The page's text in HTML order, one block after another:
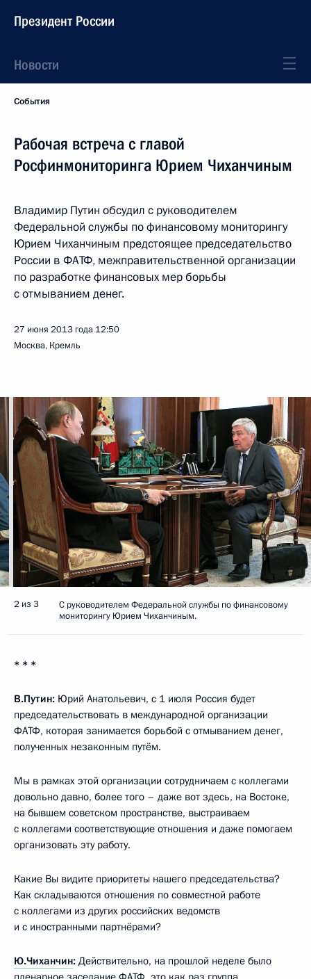
Президент России
Новости
События
Рабочая встреча с главой
Росфинмониторинга Юрием Чиханчиным
Владимир Путин обсудил с руководителем
Федеральной службы по финансовому мониторингу
Юрием Чиханчиным предстоящее председательство
России в ФАТФ, межправительственной организации
по разработке финансовых мер борьбы
с отмыванием денег.
27 июня 2013 года 12:50
Москва, Кремль
2 из 3
С руководителем Федеральной службы по финансовому
мониторингу Юрием Чиханчиным.
* * *
В.Путин: Юрий Анатольевич, с 1 июля Россия будет
председательствовать в международной организации
ФАТФ, которая занимается борьбой с отмыванием денег,
полученных незаконным путём.
Мы в рамках этой организации сотрудничаем с коллегами
довольно давно, более того – даже вот здесь, на Востоке,
на бывшем советском пространстве, выстраиваем
с коллегами соответствующие отношения и даже помогаем
организовать эту работу.
Какие Вы видите приоритеты нашего председательства?
Как складываются отношения по совместной работе
с коллегами из других российских ведомств
и с иностранными партнёрами?
Ю.Чиханчин: Действительно, на прошлой неделе было